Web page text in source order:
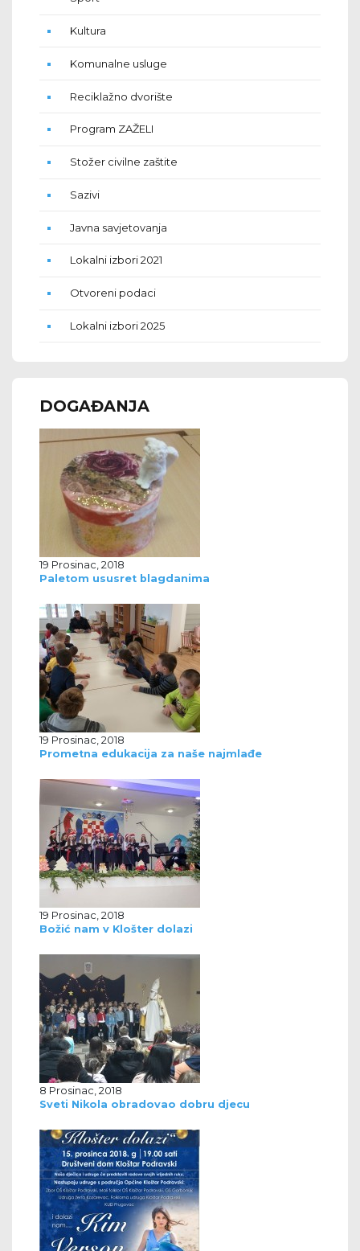
Kultura
Komunalne usluge
Reciklažno dvorište
Program ZAŽELI
Stožer civilne zaštite
Sazivi
Javna savjetovanja
Lokalni izbori 2021
Otvoreni podaci
Lokalni izbori 2025
DOGAĐANJA
19 Prosinac, 2018
Paletom ususret blagdanima
19 Prosinac, 2018
Prometna edukacija za naše najmlađe
19 Prosinac, 2018
Božić nam v Klošter dolazi
8 Prosinac, 2018
Sveti Nikola obradovao dobru djecu